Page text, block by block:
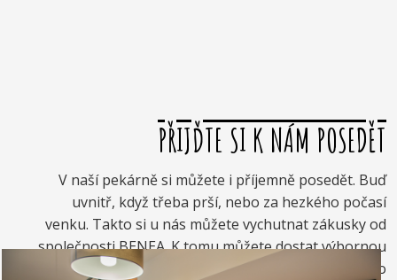
PŘIJĎTE SI K NÁM POSEDĚT
V naší pekárně si můžete i příjemně posedět. Buď
uvnitř, když třeba prší, nebo za hezkého počasí
venku. Takto si u nás můžete vychutnat zákusky od
společnosti BENEA. K tomu můžete dostat výbornou
kávou. Nebo si raději dáte zrmzlinový pohár nebo